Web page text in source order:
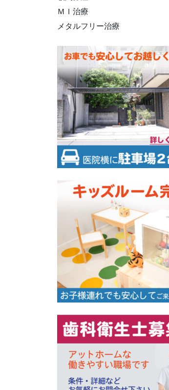
ＭＩ治療
メタルフリー治療